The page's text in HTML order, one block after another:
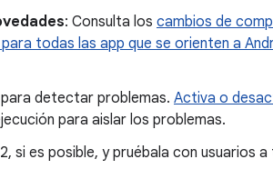
: Consulta los cambios de
todas las app que se orienten a
detectar problemas. Activa o
para aislar los problemas.
si es posible, y pruébala con usuarios